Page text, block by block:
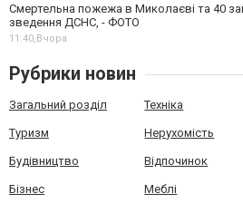
Смертельна пожежа в Миколаєві та 40
зведення ДСНС, - ФОТО
11:40, Вчора
Рубрики новин
Загальний розділ Техніка
Туризм Нерухомість
Будівництво Відпочинок
Бізнес Меблі